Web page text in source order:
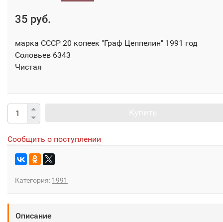
35 руб.
марка СССР 20 копеек "Граф Цеппелин" 1991 год
Соловьев 6343
Чистая
Сообщить о поступлении
Категория: 1991
Описание